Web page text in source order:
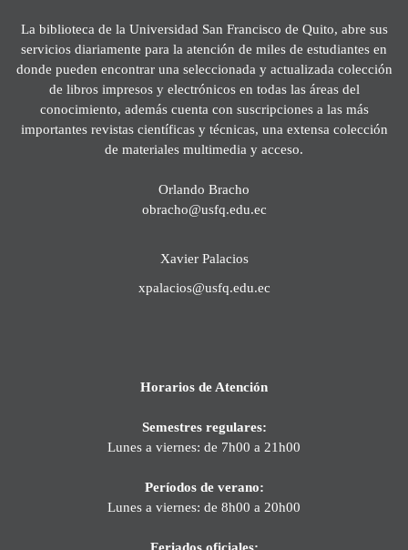
La biblioteca de la Universidad San Francisco de Quito, abre sus
servicios diariamente para la atención de miles de estudiantes en
donde pueden encontrar una seleccionada y actualizada colección
de libros impresos y electrónicos en todas las áreas del
conocimiento, además cuenta con suscripciones a las más
importantes revistas científicas y técnicas, una extensa colección
de materiales multimedia y acceso.
Orlando Bracho
obracho@usfq.edu.ec
Xavier Palacios
xpalacios@usfq.edu.ec
Horarios de Atención
Semestres regulares:
Lunes a viernes: de 7h00 a 21h00
Períodos de verano:
Lunes a viernes: de 8h00 a 20h00
Feriados oficiales: